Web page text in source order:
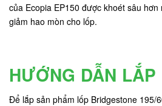
của Ecopia EP150 được khoét sâu
giảm hao mòn cho lốp.
HƯỚNG DẪN LẮP
Để lắp sản phẩm lốp Bridgestone 195/